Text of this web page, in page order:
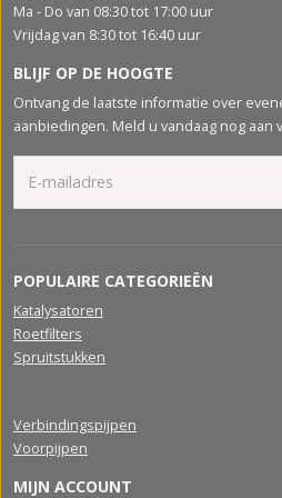
Ma - Do van 08:30 tot 17:00 uur
Vrijdag van 8:30 tot 16:40 uur
BLIJF OP DE HOOGTE
Ontvang de laatste informatie over
aanbiedingen. Meld u vandaag nog aan
POPULAIRE CATEGORIEËN
Katalysatoren
Roetfilters
Spruitstukken
Verbindingspijpen
Voorpijpen
MIJN ACCOUNT